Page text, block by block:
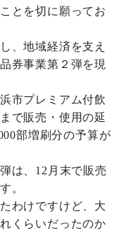
とを切に願ってお
、地域経済を支え
券事業第２弾を現
市プレミアム付飲
で販売・使用の延
部増刷分の予算が
は、12月末で販売
。
わけですけど、大
くらいだったのか